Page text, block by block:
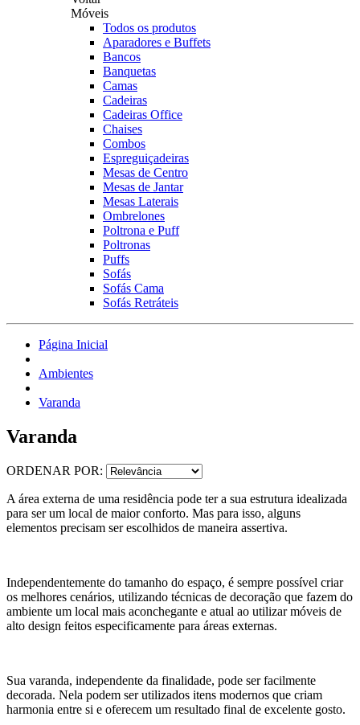
Móveis
Todos os produtos
Aparadores e Buffets
Bancos
Banquetas
Camas
Cadeiras
Cadeiras Office
Chaises
Combos
Espreguiçadeiras
Mesas de Centro
Mesas de Jantar
Mesas Laterais
Ombrelones
Poltrona e Puff
Poltronas
Puffs
Sofás
Sofás Cama
Sofás Retráteis
Página Inicial
Ambientes
Varanda
Varanda
ORDENAR POR:
A área externa de uma residência pode ter a sua estrutura idealizada
para ser um local de maior conforto. Mas para isso, alguns
elementos precisam ser escolhidos de maneira assertiva.
Independentemente do tamanho do espaço, é sempre possível criar
os melhores cenários, utilizando técnicas de decoração que fazem do
ambiente um local mais aconchegante e atual ao utilizar móveis de
alto design feitos especificamente para áreas externas.
Sua varanda, independente da finalidade, pode ser facilmente
decorada. Nela podem ser utilizados itens modernos que criam
harmonia entre si e oferecem um resultado final de excelente gosto.